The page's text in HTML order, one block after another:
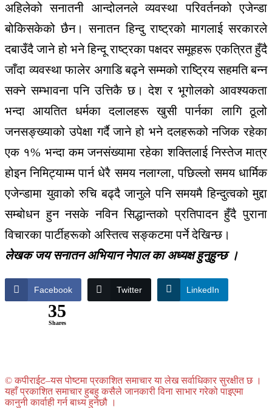
अहिलेको सनातनी आन्दोलनले व्यवस्था परिवर्तनको एजेन्डा
बोकिसकेको छैन। सनातन हिन्दु राष्ट्रको मागलाई सरकारले
दबाउँदै जाने हो भने हिन्दू राष्ट्रका पक्षदर समूहहरू एकत्रित हुँदै
जाँदा व्यवस्था फालेर अगाडि बढ्ने सम्मको राष्ट्रिय सहमति बन्न
सक्ने सम्भावना पनि उत्तिकै छ। देश र भूगोलको आवश्यकता
भन्दा आयतित धर्मका दलालहरू खुसी पार्नका लागि ठूलो
जनसङ्ख्याको उपेक्षा गर्दै जाने हो भने दलहरूको नजिक रहेका
एक १% भन्दा कम जनसंख्यामा रहेका शक्तिलाई निस्तेज मात्र
होइन निमिट्याम्म पार्न धेरै समय नलाग्ला, पछिल्लो समय धार्मिक
एजेन्डामा युवाको रुचि बढ्दै जानुले पनि समयमै हिन्दुत्वको मुद्दा
सम्बोधन हुन नसके नविन सिद्धान्तको प्रतिपादन हुँदै पुराना
विचारका पार्टीहरूको अस्तित्व सङ्कटमा पर्ने देखिन्छ।
लेखक जय सनातन अभियान नेपाल का अध्यक्ष हुनुहुन्छ ।
Facebook Twitter LinkedIn
35
Shares
© कपीराईट–यस पोष्टमा प्रकाशित समाचार या लेख सर्वाधिकार सुरक्षीत छ ।
यहाँ प्रकाशित समाचार हुबहु कसैले जानकारी विना साभार गरेको पाइएमा
कानुनी कार्वाही गर्न बाध्य हुनेछौ ।